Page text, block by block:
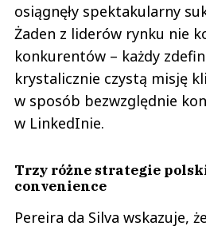
osiągnęły spektakularny
Żaden z liderów rynku nie
konkurentów – każdy
krystalicznie czystą misję
w sposób bezwzględnie
w LinkedInie.
Trzy różne strategie
convenience
Pereira da Silva wskazuje,